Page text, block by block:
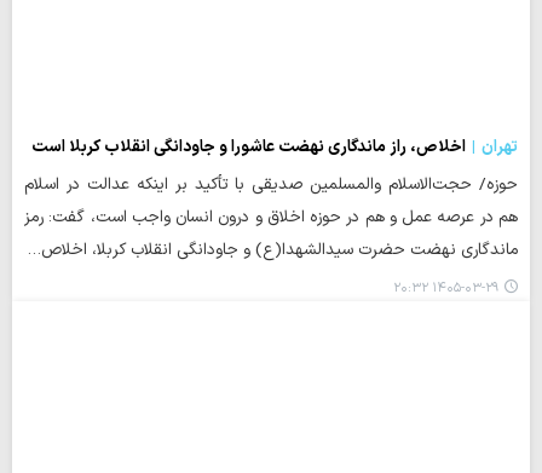
تهران
اخلاص، راز ماندگاری نهضت عاشورا و جاودانگی انقلاب کربلا است
حوزه/ حجت‌الاسلام والمسلمین صدیقی با تأکید بر اینکه عدالت در اسلام
هم در عرصه عمل و هم در حوزه اخلاق و درون انسان واجب است، گفت: رمز
ماندگاری نهضت حضرت سیدالشهدا(ع) و جاودانگی انقلاب کربلا، اخلاص…
۱۴۰۵-۰۳-۲۹ ۲۰:۳۲